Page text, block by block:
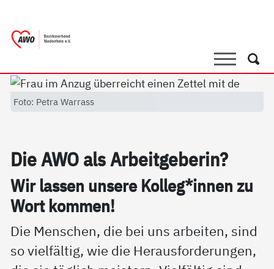
SucheSuche
Foto: Petra Warrass
Die AWO als Ar­beit­ge­be­rin?
Wir las­sen un­se­re Kol­leg*in­nen zu
Wort kom­men!
Die Menschen, die bei uns arbeiten, sind
so vielfältig, wie die Herausforderungen,